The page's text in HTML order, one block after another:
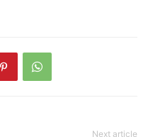
Next article